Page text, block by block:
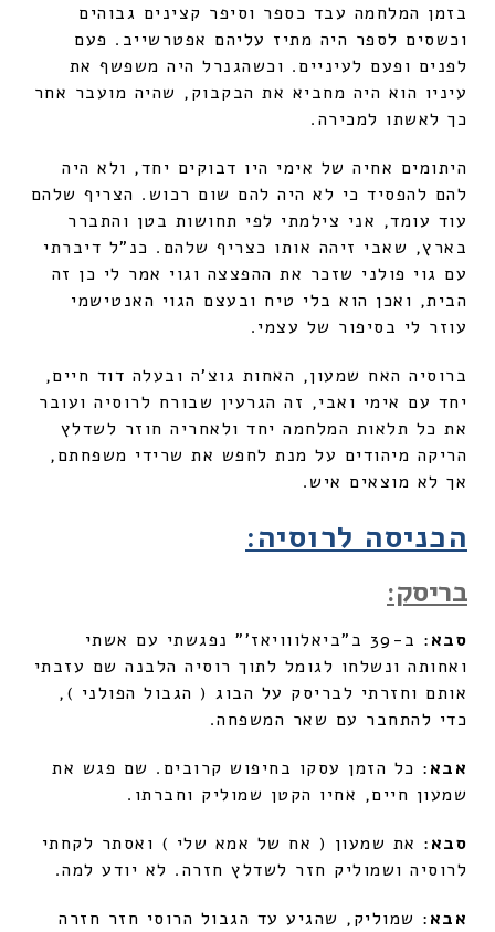
בזמן המלחמה עבד כספר וסיפר קצינים גבוהים
וכשסים לספר היה מתיז עליהם אפטרשייב. פעם
לפנים ופעם לעיניים. וכשהגנרל היה משפשף את
עיניו הוא היה מחביא את הבקבוק, שהיה מועבר אחר
כך לאשתו למכירה.
היתומים אחיה של אימי היו דבוקים יחד, ולא היה
להם להפסיד כי לא היה להם שום רכוש. הצריף שלהם
עוד עומד, אני צילמתי לפי תחושות בטן והתברר
בארץ, שאבי זיהה אותו כצריף שלהם. כנ"ל דיברתי
עם גוי פולני שזכר את ההפצצה וגוי אמר לי כן זה
הבית, ואכן הוא בלי טיח ובעצם הגוי האנטישמי
עוזר לי בסיפור של עצמי.
ברוסיה האח שמעון, האחות גוצ'ה ובעלה דוד חיים,
יחד עם אימי ואבי, זה הגרעין שבורח לרוסיה ועובר
את כל תלאות המלחמה יחד ולאחריה חוזר לשדלץ
הריקה מיהודים על מנת לחפש את שרידי משפחתם,
אך לא מוצאים איש.
הכניסה לרוסיה:
בריסק:
סבא
: ב-39 ב"ביאלווויאז'" נפגשתי עם אשתי
ואחותה ונשלחו לגומל לתוך רוסיה הלבנה שם עזבתי
אותם וחזרתי לבריסק על הבוג ( הגבול הפולני ),
כדי להתחבר עם שאר המשפחה.
אבא: כל הזמן עסקו בחיפוש קרובים. שם פגש את
שמעון חיים, אחיו הקטן שמוליק וחברתו.
סבא: את שמעון ( אח של אמא שלי ) ואסתר לקחתי
לרוסיה ושמוליק חזר לשדלץ חזרה. לא יודע למה.
אבא: שמוליק, שהגיע עד הגבול הרוסי חזר חזרה